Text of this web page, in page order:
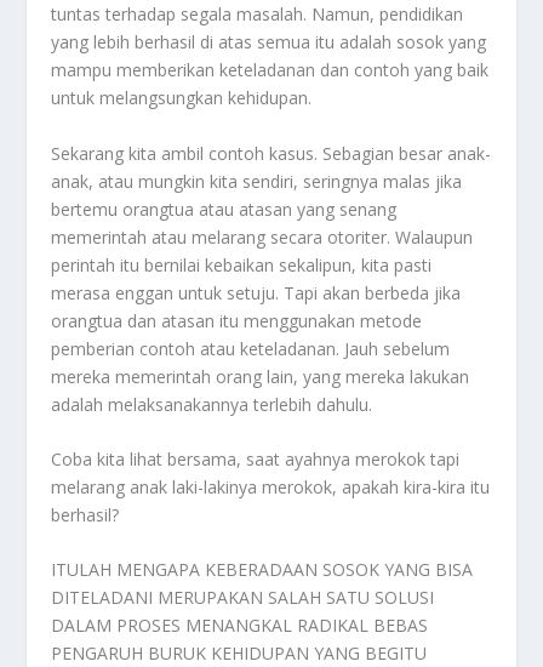
tuntas terhadap segala masalah. Namun, pendidikan
yang lebih berhasil di atas semua itu adalah sosok yang
mampu memberikan keteladanan dan contoh yang baik
untuk melangsungkan kehidupan.
Sekarang kita ambil contoh kasus. Sebagian besar anak-
anak, atau mungkin kita sendiri, seringnya malas jika
bertemu orangtua atau atasan yang senang
memerintah atau melarang secara otoriter. Walaupun
perintah itu bernilai kebaikan sekalipun, kita pasti
merasa enggan untuk setuju. Tapi akan berbeda jika
orangtua dan atasan itu menggunakan metode
pemberian contoh atau keteladanan. Jauh sebelum
mereka memerintah orang lain, yang mereka lakukan
adalah melaksanakannya terlebih dahulu.
Coba kita lihat bersama, saat ayahnya merokok tapi
melarang anak laki-lakinya merokok, apakah kira-kira itu
berhasil?
ITULAH MENGAPA KEBERADAAN SOSOK YANG BISA
DITELADANI MERUPAKAN SALAH SATU SOLUSI
DALAM PROSES MENANGKAL RADIKAL BEBAS
PENGARUH BURUK KEHIDUPAN YANG BEGITU